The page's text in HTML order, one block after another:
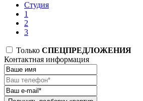
Студия
1
2
3
Только СПЕЦПРЕДЛОЖЕНИЯ
Контактная информация